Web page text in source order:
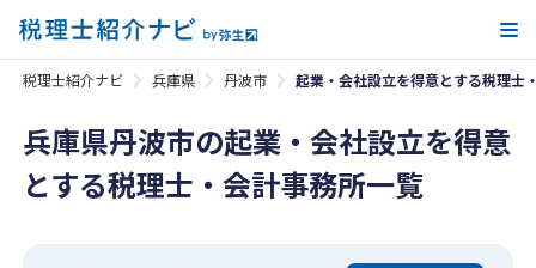
税理士紹介ナビ 兵庫県 丹波市 起業・会社設立を得意とする税理士
兵庫県丹波市の起業・会社設立を得意
とする税理士・会計事務所一覧